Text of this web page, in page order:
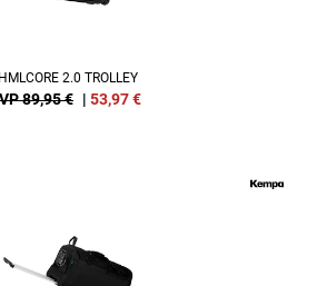
HMLCORE 2.0 TROLLEY
89,95 € | 53,97€